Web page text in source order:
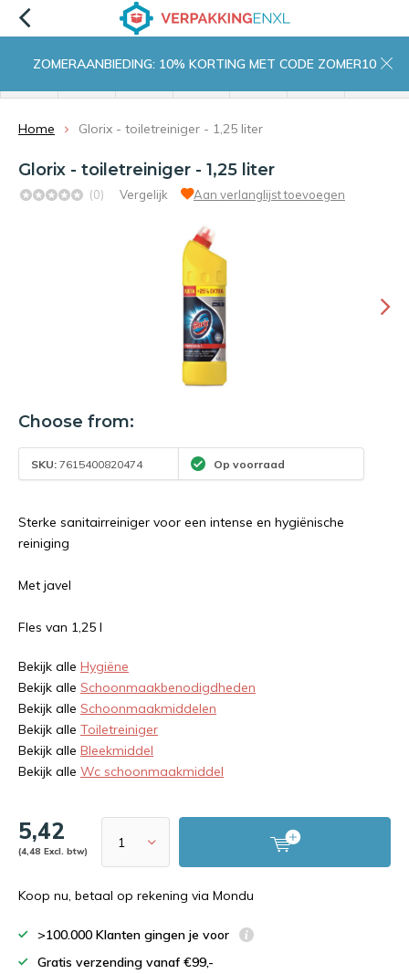
ZOMERAANBIEDING: 10% KORTING MET CODE ZOMER10
Home Glorix - toiletreiniger - 1,25 liter
Glorix - toiletreiniger - 1,25 liter
(0) Vergelijk Aan verlanglijst toevoegen
Choose from:
SKU: 7615400820474 Op voorraad
Sterke sanitairreiniger voor een intense en hygiënische
reiniging
Met javel
Fles van 1,25 l
Bekijk alle Hygiëne
Bekijk alle Schoonmaakbenodigdheden
Bekijk alle Schoonmaakmiddelen
Bekijk alle Toiletreiniger
Bekijk alle Bleekmiddel
Bekijk alle Wc schoonmaakmiddel
5,42
(4,48 Excl. btw)
Koop nu, betaal op rekening via Mondu
>100.000 Klanten gingen je voor
Gratis verzending vanaf €99,-